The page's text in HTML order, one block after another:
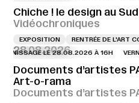
Chiche ! le design au Sud
Vidéochroniques
EXPOSITION RENTRÉE DE L'ART
28.08.2026
LE 28.08.2026 À 16H
Documents d’artistes
Art-o-rama
Documents d’artistes